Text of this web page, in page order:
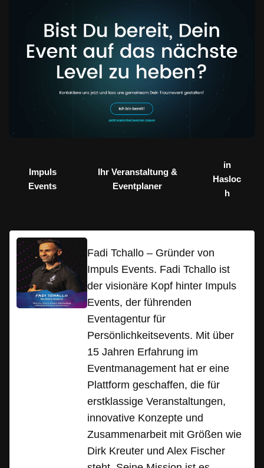
Impuls
Events
Ihr Veranstaltung &
Eventplaner
in
Hasloc
h
Fadi Tchallo – Gründer von
Impuls Events. Fadi Tchallo ist
der visionäre Kopf hinter Impuls
Events, der führenden
Eventagentur für
Persönlichkeitsevents. Mit über
15 Jahren Erfahrung im
Eventmanagement hat er eine
Plattform geschaffen, die für
erstklassige Veranstaltungen,
innovative Konzepte und
Zusammenarbeit mit Größen wie
Dirk Kreuter und Alex Fischer